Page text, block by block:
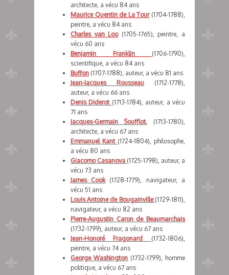
architecte, a vécu 84 ans
Maurice Quentin de La Tour(1704-1788),
peintre, a vécu 84 ans
Charles van Loo(1705-1765), peintre, a
vécu 60 ans
Benjamin Franklin (1706-1790),
scientifique, a vécu 84 ans
Buffon(1707-1788), auteur, a vécu 81 ans
Jean-Jacques Rousseau(1712-1778),
auteur, a vécu 66 ans
Denis Diderot (1713-1784), auteur, a vécu
71 ans
Jacques-Germain Soufflot, (1713-1780),
architecte, a vécu 67 ans
Emmanuel Kant (1724-1804), philosophe,
a vécu 80 ans
Giacomo Casanova (1725-1798), auteur, a
vécu 73 ans
James Cook(1728-1779), navigateur, a
vécu 51 ans
Louis Antoine de Bougainville (1729-1811),
navigateur, a vécu 82 ans
Pierre-Augustin Caron de Beaumarchais
(1732-1799), auteur, a vécu 67 ans
Jean-Honoré Fragonard (1732-1806),
peintre, a vécu 74 ans
George Washington(1732-1799), homme
politique, a vécu 67 ans